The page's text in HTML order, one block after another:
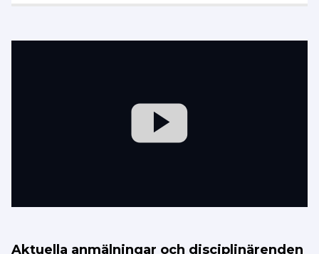
Aktuella anmälningar och disciplinärenden